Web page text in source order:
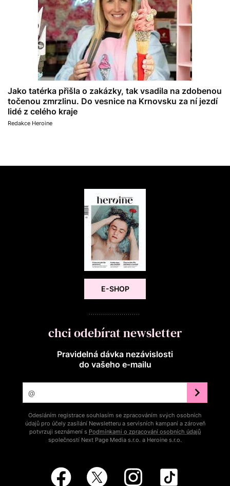
Jako tatérka přišla o zakázky, tak vsadila na zdobenou
točenou zmrzlinu. Do vesnice na Krnovsku za ní jezdí
lidé z celého kraje
Redakce Heroine
E-SHOP
chci odebírat newsletter
Pravidelná dávka nezávislosti
do vašeho e‑mailu
Odesláním registrace souhlasím se zpracováním svých osobních
údajů pro účely zasílání Newsletteru a servisních kampaní a zároveň
potvrzuji seznámení s Podmínkami o zpracování osobních údajů
společností Next Page Media s.r.o. a Heroine s.r.o.